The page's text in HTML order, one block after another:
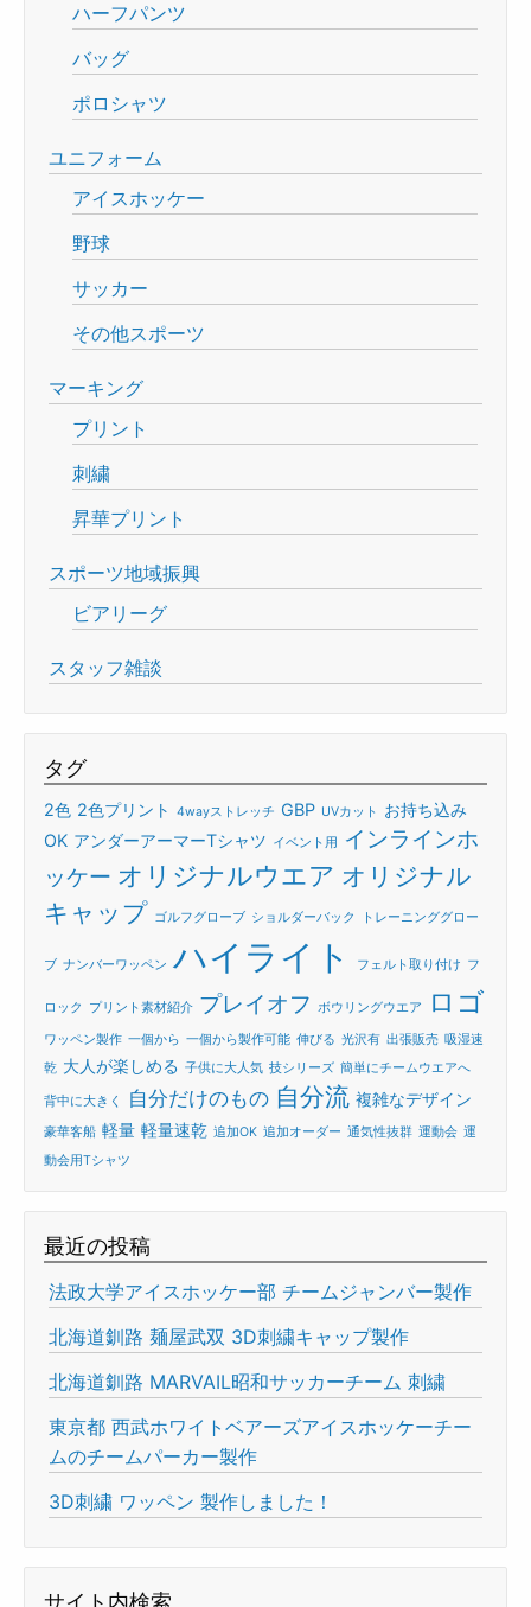
ハーフパンツ
バッグ
ポロシャツ
ユニフォーム
アイスホッケー
野球
サッカー
その他スポーツ
マーキング
プリント
刺繍
昇華プリント
スポーツ地域振興
ビアリーグ
スタッフ雑談
タグ
2色 2色プリント 4wayストレッチ GBP UVカット
お持ち込み
OK アンダーアーマーTシャツ イベント用
インラインホ
ッケー オリジナルウエア オリジナル
キャップ ゴルフグローブ ショルダーバック トレーニンググロー
ブ ナンバーワッペン ハイライト フェルト取り付け フ
ロック プリント素材紹介 プレイオフ ボウリングウエア ロゴ
ワッペン製作 一個から 一個から製作可能 伸びる 光沢有 出張販売 吸湿速
乾 大人が楽しめる 子供に大人気 技シリーズ 簡単にチームウエアへ
背中に大きく 自分だけのもの 自分流 複雑なデザイン
豪華客船 軽量 軽量速乾 追加OK 追加オーダー 通気性抜群 運動会 運
動会用Tシャツ
最近の投稿
法政大学アイスホッケー部 チームジャンバー製作
北海道釧路 麺屋武双 3D刺繍キャップ製作
北海道釧路 MARVAIL昭和サッカーチーム 刺繍
東京都 西武ホワイトベアーズアイスホッケーチー
ムのチームパーカー製作
3D刺繍 ワッペン 製作しました！
サイト内検索